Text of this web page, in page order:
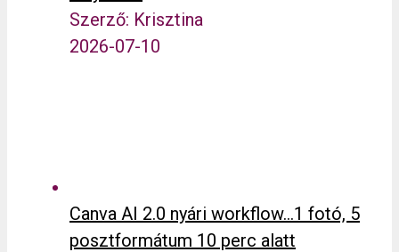
Szerző: Krisztina
2026-07-10
Canva AI 2.0 nyári workflow…1 fotó, 5
posztformátum 10 perc alatt